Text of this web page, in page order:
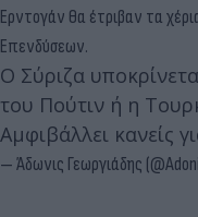
Ερντογάν θα έτριβαν τα
Επενδύσεων.
Ο Σύριζα
του Πούτιν ή η
Αμφιβάλλει κανείς
— Άδωνις Γεωργιάδης